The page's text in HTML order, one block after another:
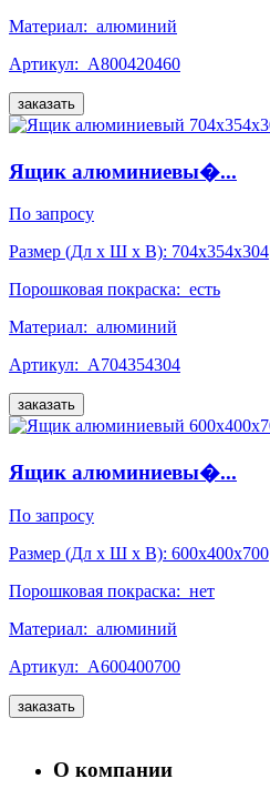
Материал: алюминий
Артикул: А800420460
заказать
Ящик алюминиевы�...
По запросу
Размер (Дл x Ш x В): 704x354x304
Порошковая покраска: есть
Материал: алюминий
Артикул: А704354304
заказать
Ящик алюминиевы�...
По запросу
Размер (Дл x Ш x В): 600x400x700
Порошковая покраска: нет
Материал: алюминий
Артикул: А600400700
заказать
О компании